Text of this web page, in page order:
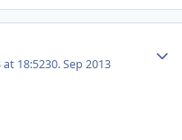
at 18:5230. Sep 2013